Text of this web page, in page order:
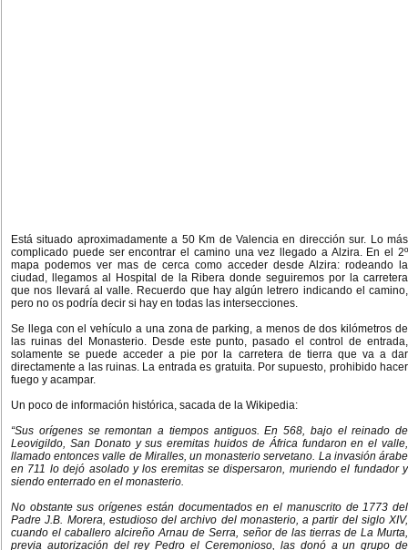
Está situado aproximadamente a 50 Km de Valencia en dirección sur. Lo más
complicado puede ser encontrar el camino una vez llegado a Alzira. En el 2º
mapa podemos ver mas de cerca como acceder desde Alzira: rodeando la
ciudad, llegamos al Hospital de la Ribera donde seguiremos por la carretera
que nos llevará al valle. Recuerdo que hay algún letrero indicando el camino,
pero no os podría decir si hay en todas las intersecciones.
Se llega con el vehículo a una zona de parking, a menos de dos kilómetros de
las ruinas del Monasterio. Desde este punto, pasado el control de entrada,
solamente se puede acceder a pie por la carretera de tierra que va a dar
directamente a las ruinas. La entrada es gratuita. Por supuesto, prohibido hacer
fuego y acampar.
Un poco de información histórica, sacada de la Wikipedia:
“Sus orígenes se remontan a tiempos antiguos. En 568, bajo el reinado de
Leovigildo, San Donato y sus eremitas huidos de África fundaron en el valle,
llamado entonces valle de Miralles, un monasterio servetano. La invasión árabe
en 711 lo dejó asolado y los eremitas se dispersaron, muriendo el fundador y
siendo enterrado en el monasterio.
No obstante sus orígenes están documentados en el manuscrito de 1773 del
Padre J.B. Morera, estudioso del archivo del monasterio, a partir del siglo XIV,
cuando el caballero alcireño Arnau de Serra, señor de las tierras de La Murta,
previa autorización del rey Pedro el Ceremonioso, las donó a un grupo de